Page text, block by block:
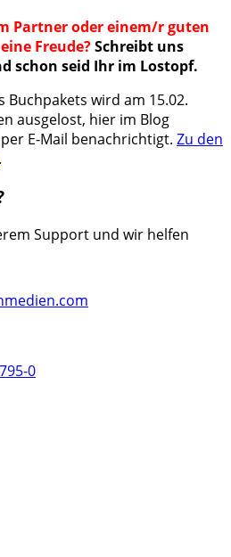
Partner oder einem/r guten
Freude?Schreibt uns
schon seid Ihr im Lostopf.
wird am 15.02.
ausgelost, hier im Blog
E-Mail benachrichtigt. Zu den
.
Support und wir helfen
0